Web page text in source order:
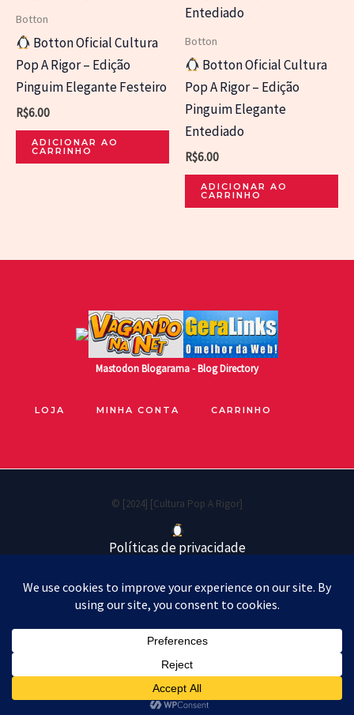
Botton
Botton Oficial Cultura
Pop A Rigor – Edição
Pinguim Elegante Festeiro
R$6.00
ADICIONAR AO
CARRINHO
Botton
Botton Oficial Cultura
Pop A Rigor – Edição
Pinguim Elegante
Entediado
R$6.00
ADICIONAR AO
CARRINHO
MastodonBlogarama - Blog Directory
LOJA MINHA CONTA CARRINHO
© [2024] [Cultura Pop A Rigor]
Políticas de privacidade
Política de reembolso e devoluções